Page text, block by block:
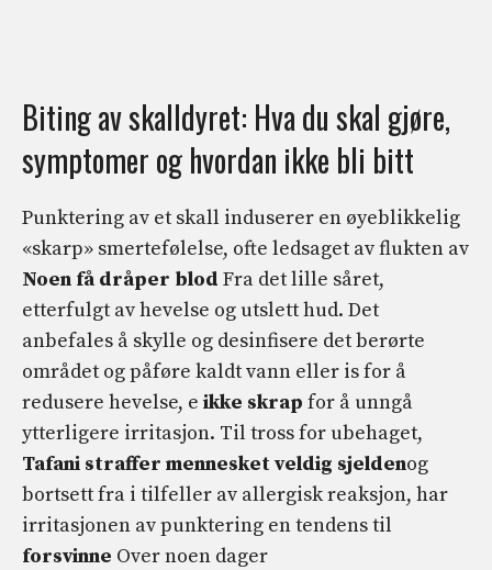
Biting av skalldyret: Hva du skal gjøre,
symptomer og hvordan ikke bli bitt
Punktering av et skall induserer en øyeblikkelig
«skarp» smertefølelse, ofte ledsaget av flukten av
Noen få dråper blod Fra det lille såret,
etterfulgt av hevelse og utslett hud. Det
anbefales å skylle og desinfisere det berørte
området og påføre kaldt vann eller is for å
redusere hevelse, e ikke skrap for å unngå
ytterligere irritasjon. Til tross for ubehaget,
Tafani straffer mennesket veldig sjeldenog
bortsett fra i tilfeller av allergisk reaksjon, har
irritasjonen av punktering en tendens til
forsvinne Over noen dager